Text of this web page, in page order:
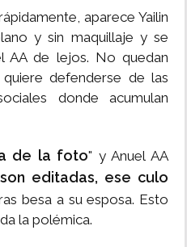
aparece Yailin
y sin maquillaje y se
AA de lejos. No quedan
defenderse de las
donde acumulan
de la foto" y Anuel AA
editadas, ese culo
besa a su esposa. Esto
la polémica.